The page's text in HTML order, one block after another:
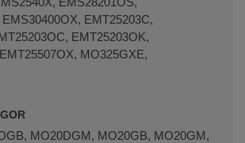
EMT25203C,
EMT25203OK,
MO325GXE,
MO20DGM, MO20GB, MO20GM,